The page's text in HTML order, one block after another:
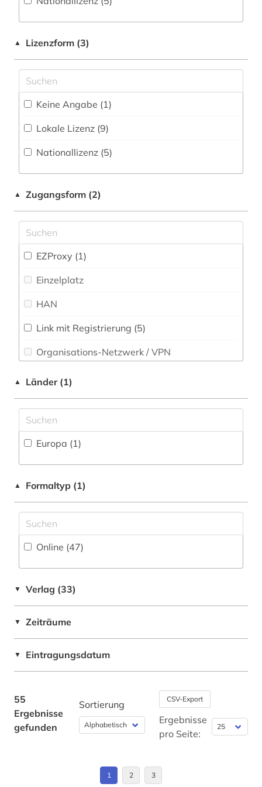
Technik (2)
Turkologie (1)
Veterinärmedizin (55)
Fertigungstechnik (3)
chemische reaktion (1)
digitalisierung (1)
droge (1)
e-learning (1)
fische (1)
forschung (2)
gehirn (1)
geisteswissenschaften (1)
gentechnologie (1)
gesundheitsberichterstattung (1)
hirnforschung (1)
holzbearbeitung (1)
hygiene (1)
infektionskrankheit (2)
▲ Lizenzform (3)
Keine Angabe (1)
Lokale Lizenz (9)
Nationallizenz (5)
▲ Zugangsform (2)
EZProxy (1)
Einzelplatz
HAN
Link mit Registrierung (5)
Organisations-Netzwerk / VPN
Shibboleth
Zugriff vor Ort
▲ Länder (1)
Europa (1)
▲ Formaltyp (1)
Online (47)
▼ Verlag (33)
▼ Zeiträume
▼ Eintragungsdatum
55
Ergebnisse
gefunden
Sortierung CSV-Export
Ergebnisse
pro Seite:
1 2 3